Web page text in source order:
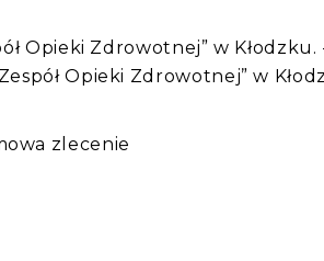
Opieki Zdrowotnej” w Kłodzku.
Opieki Zdrowotnej” w
zlecenie